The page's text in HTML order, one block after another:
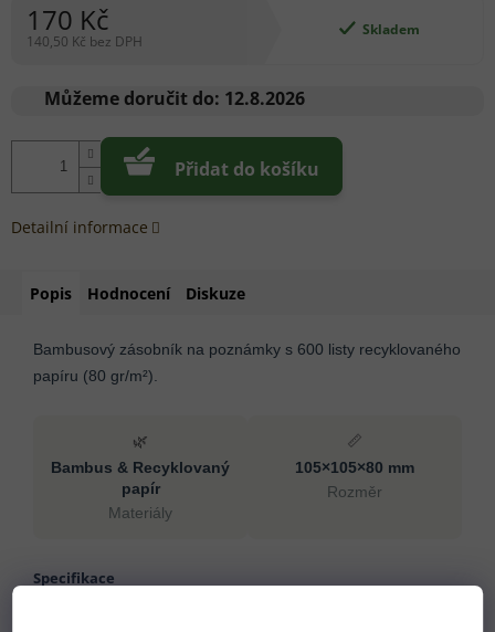
170 Kč
140,50 Kč bez DPH
cena:
Skladem
Můžeme doručit do: 12.8.2026
Přidat do košíku
Detailní informace
Popis Hodnocení Diskuze
Bambusový zásobník na poznámky s 600 listy recyklovaného
papíru (80 gr/m²).
🌿
Bambus & Recyklovaný
papír
Materiály
📏
105×105×80 mm
Rozměr
Specifikace